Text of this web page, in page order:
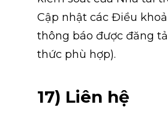
Cập nhật các Điều
thông báo được đăng
thức phù hợp).
17) Liên hệ